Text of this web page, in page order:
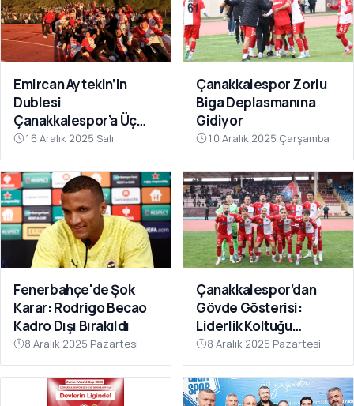
Emircan Aytekin’in
Dublesi
Çanakkalespor’a Üç
Puanı Getirdi
16 Aralık 2025 Salı
Çanakkalespor Zorlu
Biga Deplasmanına
Gidiyor
10 Aralık 2025 Çarşamba
Fenerbahçe'de Şok
Karar: Rodrigo Becao
Kadro Dışı Bırakıldı
8 Aralık 2025 Pazartesi
Çanakkalespor’dan
Gövde Gösterisi:
Liderlik Koltuğu
Bırakılmıyor!
8 Aralık 2025 Pazartesi